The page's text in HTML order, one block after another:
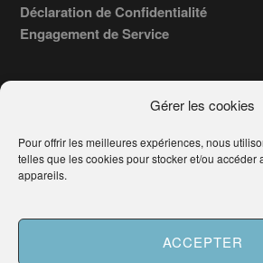
Gérer les cookies
Pour offrir les meilleures expériences, nous
telles que les cookies pour stocker et/ou accéder
appareils.
ACCEPTER
Déclaration de Confidentialité
Engagement de Service
COPYRIGHT © 2026 ·
LA SOCIÉTÉAWATECH- 91, RUE DU
Français